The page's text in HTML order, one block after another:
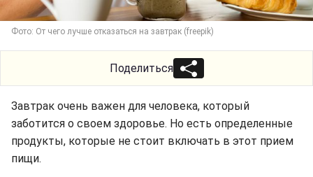
Фото: От чего лучше отказаться на завтрак (freepik)
Поделиться
Завтрак очень важен для человека, который
заботится о своем здоровье. Но есть определенные
продукты, которые не стоит включать в этот прием
пищи.